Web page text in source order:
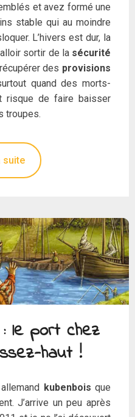
et avez formé une
stable qui au moindre
L’hivers est dur, la
sortir de la sécurité
récupérer des provisions
quand des morts-
risque de faire baisser
troupes.
suite
le port chez
haut !
kubenbois que
J’arrive un peu après